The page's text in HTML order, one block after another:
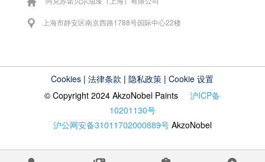
上海市静安区南京西路1788号国际中心22楼
Cookies |法律条款 |隐私政策 |Cookie 设置
© Copyright 2024 AkzoNobel Paints沪ICP备
10201130号
沪公网安备31011702000889号 AkzoNobel